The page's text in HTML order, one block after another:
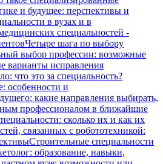
и будущее: перспективы и
в вузах и в
специальностей -
Четыре шага по выбору
выбор профессии: возможные
варианты исправления
что это за специальность?
особенности и
какие направления выбирать,
профессионалом в ближайшие
сколько их и как их
связанных с робототехникой:
Строительные специальности
образование, навыки,